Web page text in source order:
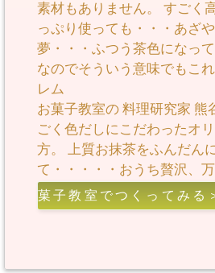
素材もありません。 すごく
っぷり使っても・・・あざ
夢・・・ふつう茶色になって
なのでそういう意味でもこ
レム
お菓子教室の料理研究家 熊
ごく色だしにこだわったオ
方。 上質お抹茶をふんだん
て・・・・・おうち贅沢、万
菓子教室でつくってみる